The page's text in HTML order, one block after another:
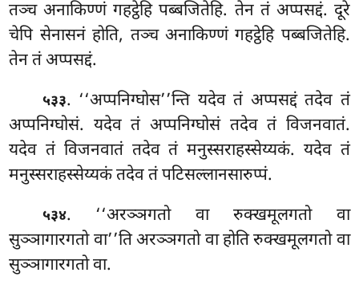
तञ्च अनाकिण्णं गहट्ठेहि पब्बजितेहि. तेन तं अप्पसद्दं. दूरे
चेपि सेनासनं होति, तञ्च अनाकिण्णं गहट्ठेहि पब्बजितेहि.
तेन तं अप्पसद्दं.
५३३. ‘‘अप्पनिग्घोस’’न्ति यदेव तं अप्पसद्दं तदेव तं
अप्पनिग्घोसं. यदेव तं अप्पनिग्घोसं तदेवतं विजनवातं.
यदेव तं विजनवातं तदेव तं मनुस्सराहस्सेय्यकं. यदेव तं
मनुस्सराहस्सेय्यकं तदेव तं पटिसल्लानसारुप्पं.
५३४. ‘‘अरञ्ञगतो वा रुक्खमूलगतो वा
सुञ्ञागारगतो वा’’ति अरञ्ञगतो वा होति रुक्खमूलगतो वा
सुञ्ञागारगतो वा.